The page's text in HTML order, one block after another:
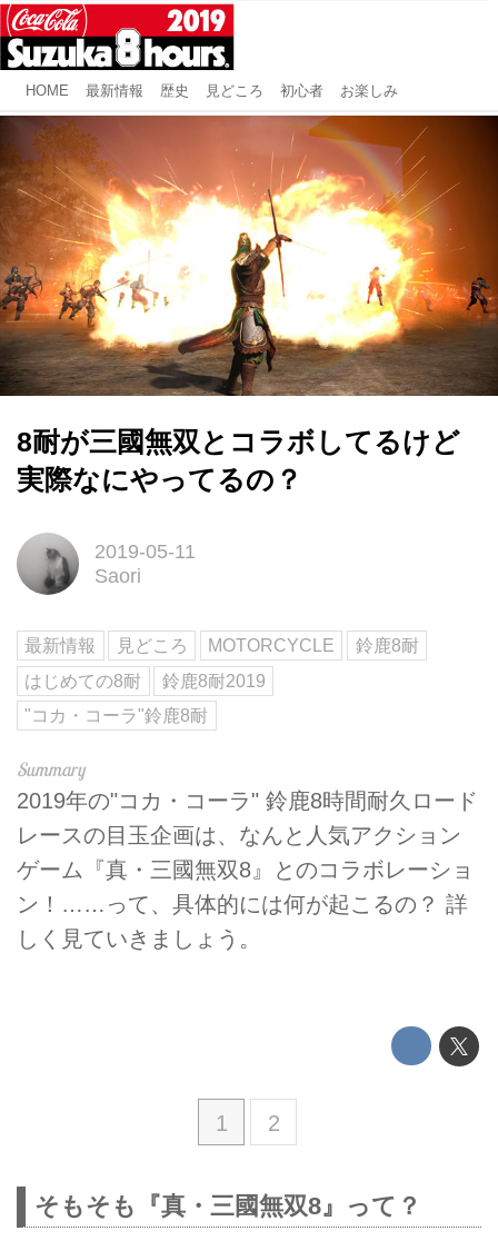
HOME 最新情報 歴史 見どころ 初心者 お楽しみ
8耐が三國無双とコラボしてるけど
実際なにやってるの？
2019-05-11
Saori
最新情報 見どころ MOTORCYCLE
鈴鹿8耐
はじめての8耐
鈴鹿8耐2019
"コカ・コーラ"鈴鹿8耐
2019年の"コカ・コーラ" 鈴鹿8時間耐久ロード
レースの目玉企画は、なんと人気アクション
ゲーム『真・三國無双8』とのコラボレーショ
ン！……って、具体的には何が起こるの？ 詳
しく見ていきましょう。
1 2
そもそも『真・三國無双8』って？